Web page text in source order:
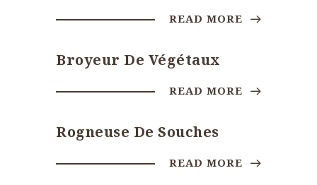
READ MORE
Broyeur De Végétaux
READ MORE
Rogneuse De Souches
READ MORE